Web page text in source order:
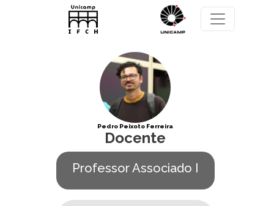
Pular para o conteúdo principal
Pedro Peixoto Ferreira
Docente
Professor Associado I